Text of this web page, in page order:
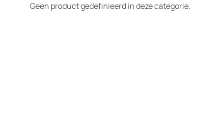
Geen product gedefinieerd in deze categorie.